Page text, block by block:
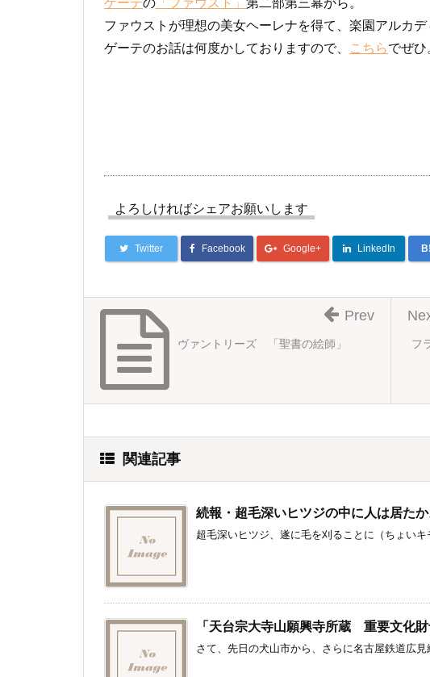
ゲーテの 「ファウスト」 第二部第三幕から。
ファウストが理想の美女ヘーレナを得て、楽園アルカデ
ゲーテのお話は何度かしておりますので、
こちらでぜひ
よろしければシェアお願いします
Twitter Facebook Google+ LinkedIn B!
フ
ヴァントリーズ 「聖書の絵師」
Prev
関連記事
続報・超毛深いヒツジの中に人は居たか
超毛深いヒツジ、遂に毛を刈ることに（ちょい
「天台宗大寺山願興寺所蔵 重要文化財
さて、先日の犬山市から、さらに名古屋鉄道広